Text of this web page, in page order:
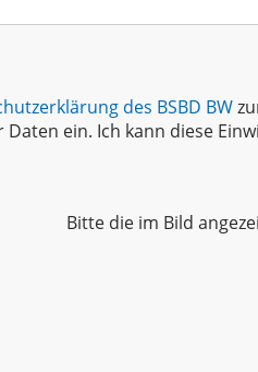
des BSBD BW
ein. Ich kann diese
Bitte die im Bild